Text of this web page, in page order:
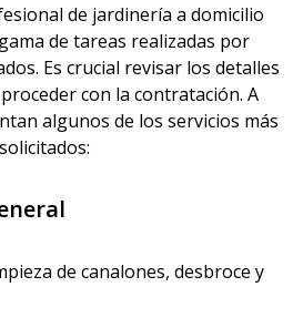
de jardinería a domicilio
de tareas realizadas por
Es crucial revisar los detalles
con la contratación. A
algunos de los servicios más
solicitados:
de canalones, desbroce y